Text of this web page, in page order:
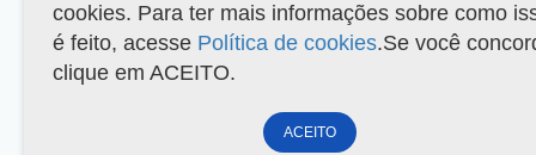
cookies. Para ter mais informações sobre como
é feito, acesse Política de cookies.Se você
clique em ACEITO.
ACEITO